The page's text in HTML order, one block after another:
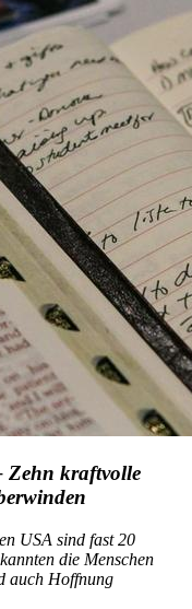
Zehn kraftvolle
USA sind fast 20
die Menschen
auch Hoffnung